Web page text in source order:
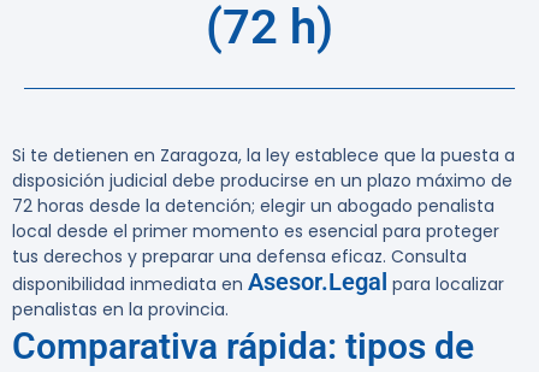
(72 h)
Si te detienen en Zaragoza, la ley establece que la puesta a
disposición judicial debe producirse en un plazo máximo de
72 horas desde la detención; elegir un abogado penalista
local desde el primer momento es esencial para proteger
tus derechos y preparar una defensa eficaz. Consulta
disponibilidad inmediata en Asesor.Legal para localizar
penalistas en la provincia.
Comparativa rápida: tipos de